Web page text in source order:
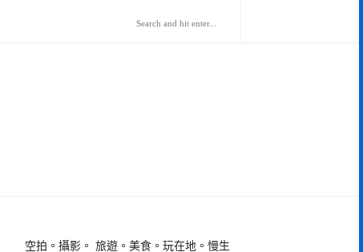
空拍。攝影。 旅遊。美食。玩在地。慢生